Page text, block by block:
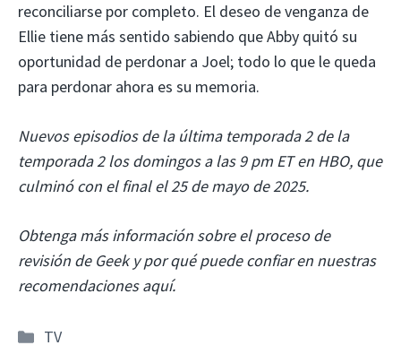
reconciliarse por completo. El deseo de venganza de
Ellie tiene más sentido sabiendo que Abby quitó su
oportunidad de perdonar a Joel; todo lo que le queda
para perdonar ahora es su memoria.
Nuevos episodios de la última temporada 2 de la
temporada 2 los domingos a las 9 pm ET en HBO, que
culminó con el final el 25 de mayo de 2025.
Obtenga más información sobre el proceso de
revisión de Geek y por qué puede confiar en nuestras
recomendaciones aquí.
Categorías
TV